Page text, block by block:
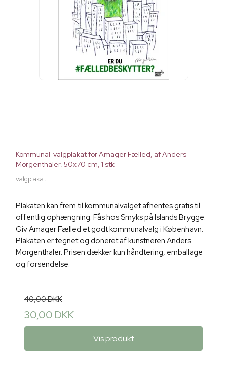
Kommunal-valgplakat for Amager Fælled, af Anders
Morgenthaler. 50x70 cm, 1 stk
valgplakat
Plakaten kan frem til kommunalvalget afhentes gratis til
offentlig ophængning. Fås hos Smyks på Islands Brygge.
Giv Amager Fælled et godt kommunalvalg i København.
Plakaten er tegnet og doneret af kunstneren Anders
Morgenthaler. Prisen dækker kun håndtering, emballage
og forsendelse.
40,00 DKK
30,00 DKK
Vis produkt